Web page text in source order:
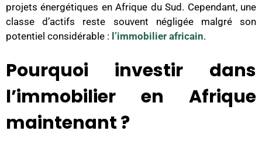
projets énergétiques en Afrique du Sud. Cependant, une
classe d’actifs reste souvent négligée malgré son
potentiel considérable : l’immobilier africain.
Pourquoi investir dans
l’immobilier en Afrique
maintenant ?